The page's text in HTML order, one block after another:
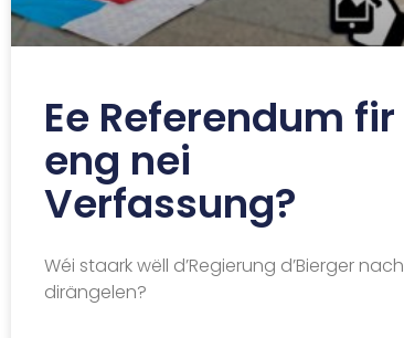
Ee Referendum fir
eng nei
Verfassung?
Wéi staark wëll d’Regierung d’Bierger nach
dirängelen?